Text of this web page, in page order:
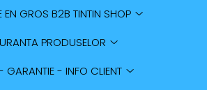
EN GROS B2B TINTIN SHOP
PRODUSELOR
GARANTIE - INFO CLIENT